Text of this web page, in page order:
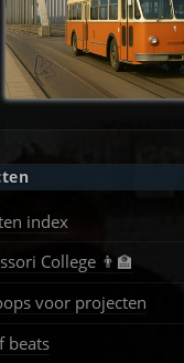
index
College 👨‍🏫
voor projecten
beats